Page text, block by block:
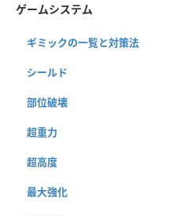
ゲームシステム
ギミックの一覧と対策法
シールド
部位破壊
超重力
超高度
最大強化